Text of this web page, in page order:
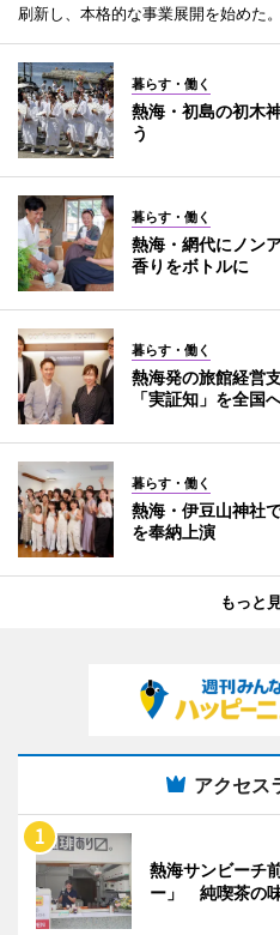
刷新し、本格的な事業展開を始めた。
暮らす・働く
熱海・初島の初木
う
暮らす・働く
熱海・網代にノン
香りをボトルに
暮らす・働く
熱海発の旅館経営
「実証知」を全国
暮らす・働く
熱海・伊豆山神社
を奉納上演
もっと
アクセス
熱海サンビーチ
ー」 純喫茶の